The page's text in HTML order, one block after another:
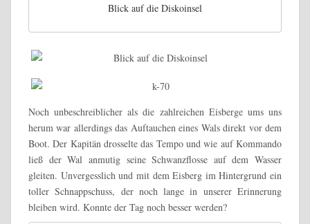
Blick auf die Diskoinsel
Noch unbeschreiblicher als die zahlreichen Eisberge ums uns
herum war allerdings das Auftauchen eines Wals direkt vor dem
Boot. Der Kapitän drosselte das Tempo und wie auf Kommando
ließ der Wal anmutig seine Schwanzflosse auf dem Wasser
gleiten. Unvergesslich und mit dem Eisberg im Hintergrund ein
toller Schnappschuss, der noch lange in unserer Erinnerung
bleiben wird. Konnte der Tag noch besser werden?